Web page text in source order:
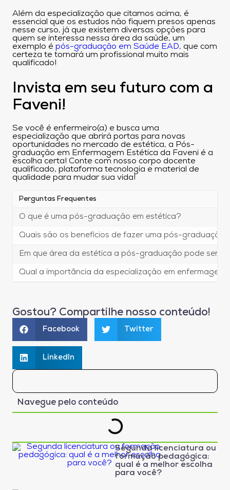
Além da especialização que citamos acima, é
essencial que os estudos não fiquem presos apenas
nesse curso, já que existem diversas opções para
quem se interessa nessa área da saúde, um
exemplo é pós-graduação em Saúde EAD, que com
certeza te tornará um profissional muito mais
qualificado!
Invista em seu futuro com a
Faveni!
Se você é enfermeiro(a) e busca uma
especialização que abrirá portas para novas
oportunidades no mercado de estética, a Pós-
graduação em Enfermagem Estética da Faveni é a
escolha certa! Conte com nosso corpo docente
qualificado, plataforma tecnologia e material de
qualidade para mudar sua vida!
Perguntas Frequentes
O que é uma pós-graduação em estética?
Quais são os benefícios de fazer uma pós-graduação
Em que área da estética a pós-graduação pode ser
Qual a importância da especialização em enfermagem
Gostou? Compartilhe nosso conteúdo!
Facebook Twitter
LinkedIn
Navegue pelo conteúdo
Segunda licenciatura ou
formação pedagógica:
qual é a melhor escolha
para você?